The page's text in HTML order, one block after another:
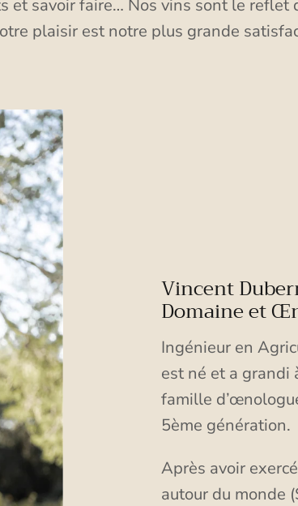
et savoir faire… Nos vins sont le reflet
plaisir est notre plus grande
Vincent
Domaine et
Ingénieur en
est né et a grandi
famille
5ème génération.
Après avoir
autour du monde